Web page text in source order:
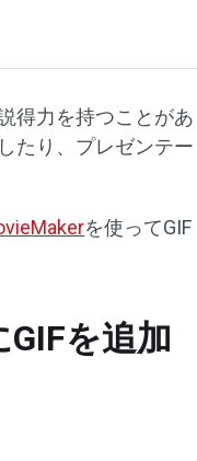
得力を持つことがあ
たり、プレゼンテー
を使ってGIF
を追加